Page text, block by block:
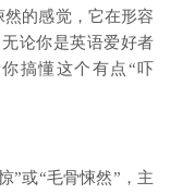
然的感觉，它在形容
论你是英语爱好者
搞懂这个有点“吓
”或“毛骨悚然”，主